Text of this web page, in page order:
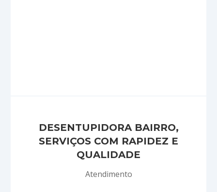
DESENTUPIDORA BAIRRO,
SERVIÇOS COM RAPIDEZ E
QUALIDADE
Atendimento